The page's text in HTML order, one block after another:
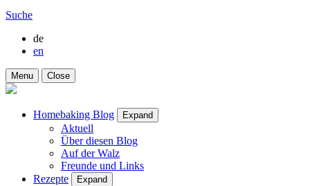
Suche
de
en
Menu Close
Homebaking Blog Expand
Aktuell
Über diesen Blog
Auf der Walz
Freunde und Links
Rezepte
Expand